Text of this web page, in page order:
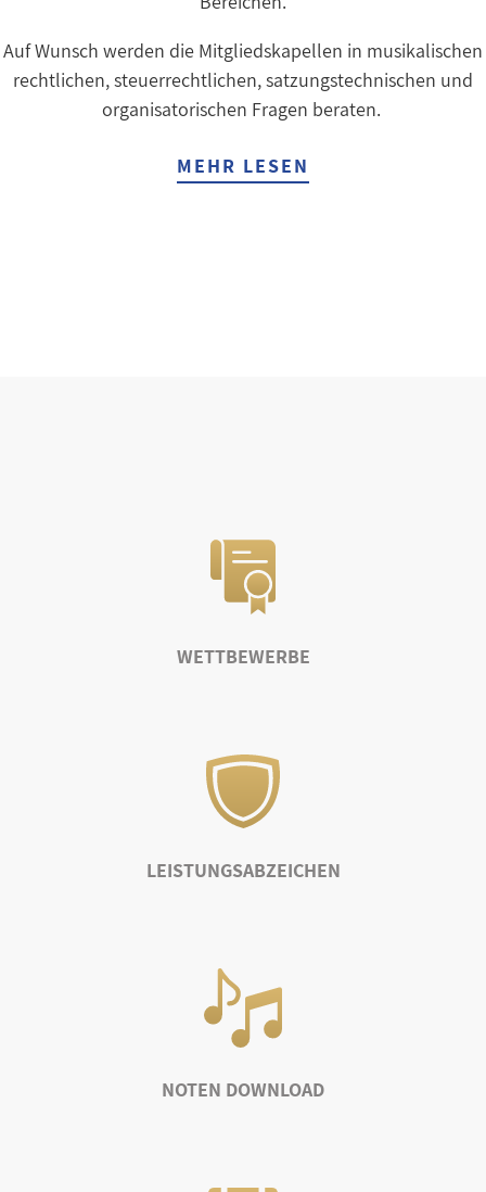
Auf Wunsch werden die Mitgliedskapellen in musikalischen
rechtlichen, steuerrechtlichen, satzungstechnischen und
organisatorischen Fragen beraten.
MEHR LESEN
WETTBEWERBE
LEISTUNGSABZEICHEN
NOTEN DOWNLOAD